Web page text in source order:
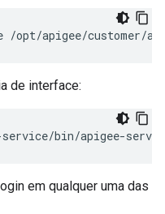
/opt/apigee/customer/
de interface:
service/bin/apigee-
em qualquer uma das